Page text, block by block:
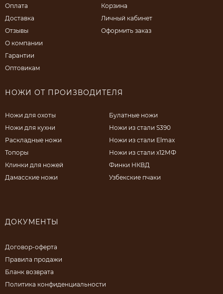
Оплата
Доставка
Отзывы
О компании
Гарантии
Оптовикам
Корзина
Личный кабинет
Оформить заказ
НОЖИ ОТ ПРОИЗВОДИТЕЛЯ
Ножи для охоты
Ножи для кухни
Раскладные ножи
Топоры
Клинки для ножей
Дамасские ножи
Булатные ножи
Ножи из стали S390
Ножи из стали Elmax
Ножи из стали х12МФ
Финки НКВД
Узбекские пчаки
ДОКУМЕНТЫ
Договор-оферта
Правила продажи
Бланк возврата
Политика конфиденциальности